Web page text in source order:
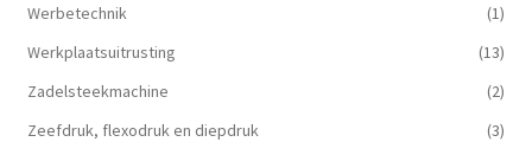
Werbetechnik
(1)
Werkplaatsuitrusting
(13)
Zadelsteekmachine
(2)
Zeefdruk, flexodruk en diepdruk
(3)